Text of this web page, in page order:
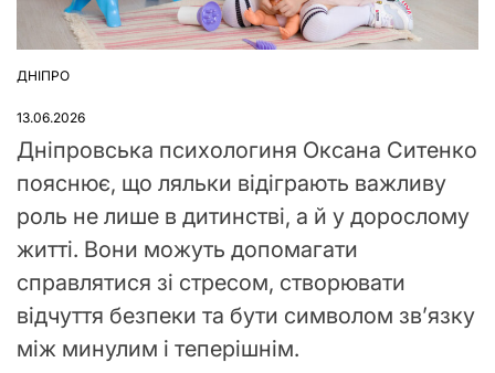
ОПУБЛІКУВАТИ
ДНІПРО
13.06.2026
Дніпровська психологиня Оксана Ситенко
пояснює, що ляльки відіграють важливу
роль не лише в дитинстві, а й у дорослому
житті. Вони можуть допомагати
справлятися зі стресом, створювати
відчуття безпеки та бути символом зв’язку
між минулим і теперішнім.